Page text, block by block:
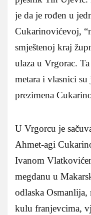
je da je rođen u
Cukarinovićevoj,
smještenoj kraj
ulaza u Vrgorac.
metara i vlasnici
prezimena
U Vrgorcu je
Ahmet-agi
Ivanom
megdanu u
odlaska Osmanlija,
kulu franjevcima,